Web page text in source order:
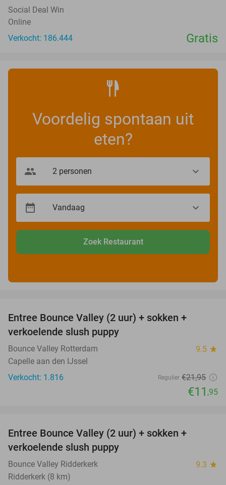
Social Deal Win
Online
Verkocht: 186.444
Gratis
Voordelig spontaan uit
eten?
Zoek Restaurant
Entree Bounce Valley (2 uur) + sokken +
verkoelende slush puppy
Bounce Valley Rotterdam 9.5 star
Capelle aan den IJssel
Verkocht: 1.816
Regulier €21,95
€11 ,95
Entree Bounce Valley (2 uur) + sokken +
verkoelende slush puppy
Bounce Valley Ridderkerk 9.3 star
Ridderkerk (8 km)